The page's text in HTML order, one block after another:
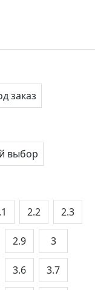
заказ
выбор
2.2 2.3
2.9 3
3.6 3.7